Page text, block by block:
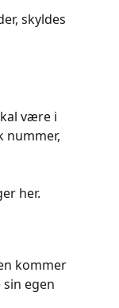
skyldes
være i
nummer,
her.
kommer
egen